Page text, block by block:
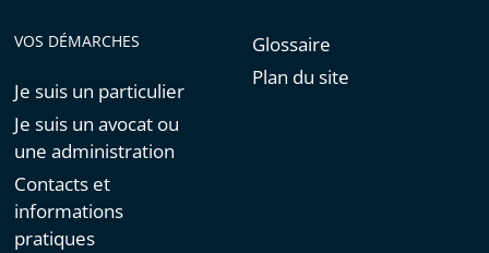
VOS DÉMARCHES
Je suis un particulier
Je suis un avocat ou
une administration
Contacts et
informations
pratiques
Glossaire
Plan du site